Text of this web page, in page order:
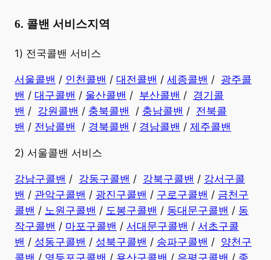
6. 콜밴 서비스지역
​1) 전국콜밴 서비스
서울콜밴 / 인천콜밴 / 대전콜밴 / 세종콜밴 / 광주콜
밴 / 대구콜밴 / 울산콜밴 / 부산콜밴 / 경기콜
밴 / 강원콜밴 / 충북콜밴 / 충남콜밴 / 전북콜
밴 / 전남콜밴 / 경북콜밴 / 경남콜밴 ​ / 제주콜밴
2) 서울콜밴 서비스
강남구콜밴 / 강동구콜밴 / 강북구콜밴 / 강서구콜
밴 / 관악구콜밴 / 광진구콜밴 / 구로구콜밴 / 금천구
콜밴 / 노원구콜밴 / 도봉구콜밴 / 동대문구콜밴 / 동
작구콜밴 / 마포구콜밴 / 서대문구콜밴 / 서초구콜
밴 / 성동구콜밴 / 성북구콜밴 / 송파구콜밴 / 양천구
콜밴 / 영등포구콜밴 / 용산구콜밴 / 은평구콜밴 / 종